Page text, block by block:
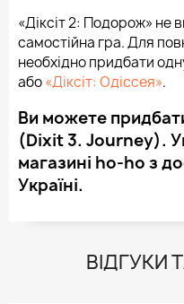
«Діксіт 2: Подорож» не
самостійна гра. Для
необхідно придбати
або«Діксіт: Одіссея».
Ви можете
(Dixit 3. Journey).
магазині ho-ho з
Україні.
ВІДГУКИ